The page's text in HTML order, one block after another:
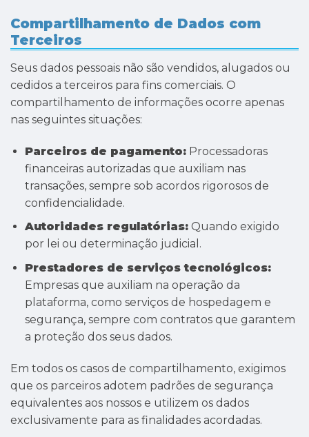
Compartilhamento de Dados com
Terceiros
Seus dados pessoais não são vendidos, alugados ou
cedidos a terceiros para fins comerciais. O
compartilhamento de informações ocorre apenas
nas seguintes situações:
Parceiros de pagamento:Processadoras
financeiras autorizadas que auxiliam nas
transações, sempre sob acordos rigorosos de
confidencialidade.
Autoridades regulatórias:Quando exigido
por lei ou determinação judicial.
Prestadores de serviços tecnológicos:
Empresas que auxiliam na operação da
plataforma, como serviços de hospedagem e
segurança, sempre com contratos que garantem
a proteção dos seus dados.
Em todos os casos de compartilhamento, exigimos
que os parceiros adotem padrões de segurança
equivalentes aos nossos e utilizem os dados
exclusivamente para as finalidades acordadas.